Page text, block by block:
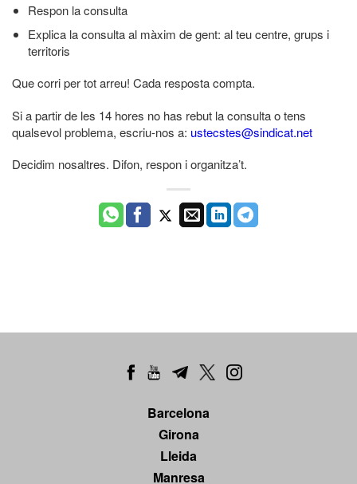
Respon la consulta
Explica la consulta al màxim de gent: al teu centre, grups i
territoris
Que corri per tot arreu! Cada resposta compta.
Si a partir de les 14 hores no has rebut la consulta o tens
qualsevol problema, escriu-nos a: ustecstes@sindicat.net
Decidim nosaltres. Difon, respon i organitza’t.
Barcelona
Girona
Lleida
Manresa